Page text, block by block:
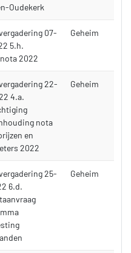
Oudekerk
07-
5.h.
2022
Geheim
22-
4.a.
nota
en
2022
Geheim
25-
6.d.
Geheim